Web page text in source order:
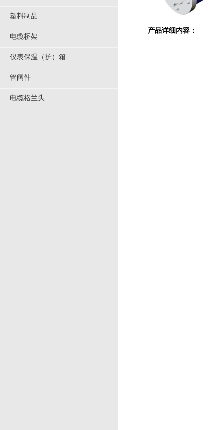
塑料制品
电缆桥架
仪表保温（护）箱
管阀件
电缆格兰头
产品详细内容：